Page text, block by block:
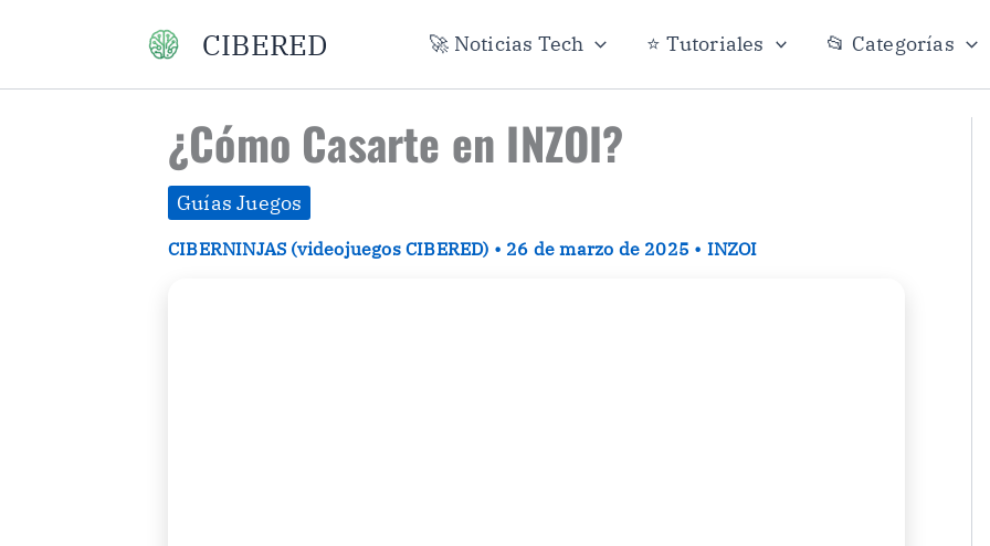
contenido
CIBERED 🚀 Noticias Tech ⭐ Tutoriales 📂 Categorías
¿Cómo Casarte en INZOI?
Guías Juegos
CIBERNINJAS (videojuegos CIBERED) • 26 de marzo de 2025 • INZOI